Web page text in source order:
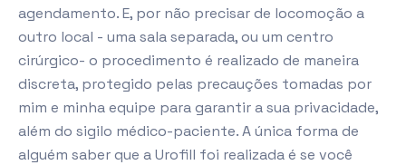
agendamento. E, por não precisar de locomoção a
outro local - uma sala separada, ou um centro
cirúrgico- o procedimento é realizado de maneira
discreta, protegido pelas precauções tomadas por
mim e minha equipe para garantir a sua privacidade,
além do sigilo médico-paciente. A única forma de
alguém saber que a Urofill foi realizada é se você